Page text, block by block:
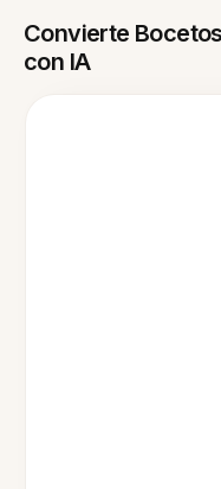
Convierte
con IA